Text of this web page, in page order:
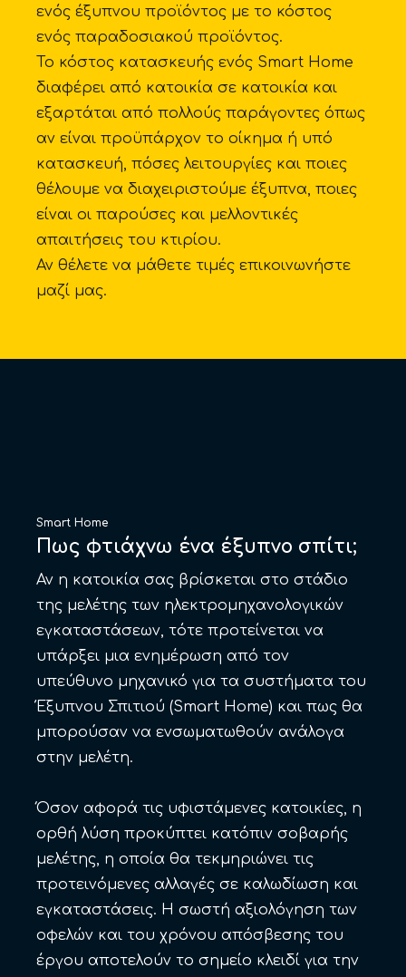
ενός έξυπνου προϊόντος με το κόστος
ενός παραδοσιακού προϊόντος.
Το κόστος κατασκευής ενός Smart Home
διαφέρει από κατοικία σε κατοικία και
εξαρτάται από πολλούς παράγοντες όπως
αν είναι προϋπάρχον το οίκημα ή υπό
κατασκευή, πόσες λειτουργίες και ποιες
θέλουμε να διαχειριστούμε έξυπνα, ποιες
είναι οι παρούσες και μελλοντικές
απαιτήσεις του κτιρίου.
Αν θέλετε να μάθετε τιμές επικοινωνήστε
μαζί μας.
Smart Home
Πως φτιάχνω ένα έξυπνο σπίτι;
Αν η κατοικία σας βρίσκεται στο στάδιο
της μελέτης των ηλεκτρομηχανολογικών
εγκαταστάσεων, τότε προτείνεται να
υπάρξει μια ενημέρωση από τον
υπεύθυνο μηχανικό για τα συστήματα του
Έξυπνου Σπιτιού (Smart Home) και πως θα
μπορούσαν να ενσωματωθούν ανάλογα
στην μελέτη.
Όσον αφορά τις υφιστάμενες κατοικίες, η
ορθή λύση προκύπτει κατόπιν σοβαρής
μελέτης, η οποία θα τεκμηριώνει τις
προτεινόμενες αλλαγές σε καλωδίωση και
εγκαταστάσεις. Η σωστή αξιολόγηση των
οφελών και του χρόνου απόσβεσης του
έργου αποτελούν το σημείο κλειδί για την